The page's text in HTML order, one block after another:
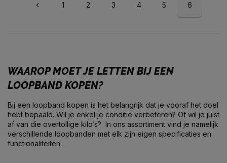
1 2 3 4 5 6
WAAROP MOET JE LETTEN BIJ EEN
LOOPBAND KOPEN?
Bij een loopband kopen is het belangrijk dat je vooraf het doel
hebt bepaald. Wil je enkel je conditie verbeteren? Of wil je juist
af van die overtollige kilo’s? In ons assortiment vind je namelijk
verschillende loopbanden met elk zijn eigen specificaties en
functionaliteiten.